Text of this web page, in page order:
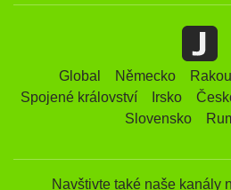
Global Německo
Spojené království
Irsko
Slovensko
Navštivte také naše kanály